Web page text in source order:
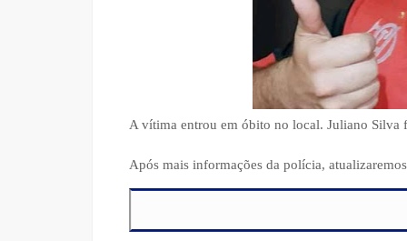
A vítima entrou em óbito no local. Juliano Silva
Após mais informações da polícia,